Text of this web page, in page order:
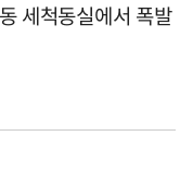
세척동실에서 폭발